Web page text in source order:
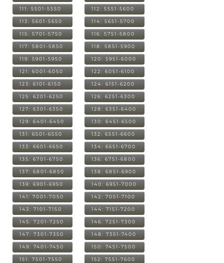
111: 5501-5550 112: 5551-5600
113: 5601-5650 114: 5651-5700
115: 5701-5750 116: 5751-5800
117: 5801-5850 118: 5851-5900
119: 5901-5950 120: 5951-6000
121: 6001-6050 122: 6051-6100
123: 6101-6150 124: 6151-6200
125: 6201-6250 126: 6251-6300
127: 6301-6350 128: 6351-6400
129: 6401-6450 130: 6451-6500
131: 6501-6550 132: 6551-6600
133: 6601-6650 134: 6651-6700
135: 6701-6750 136: 6751-6800
137: 6801-6850 138: 6851-6900
139: 6901-6950 140: 6951-7000
141: 7001-7050 142: 7051-7100
143: 7101-7150 144: 7151-7200
145: 7201-7250 146: 7251-7300
147: 7301-7350 148: 7351-7400
149: 7401-7450 150: 7451-7500
151: 7501-7550 152: 7551-7600